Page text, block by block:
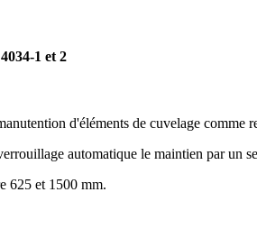
1 et 2
d'éléments de cuvelage
automatique le maintien par un
625 et 1500 mm.